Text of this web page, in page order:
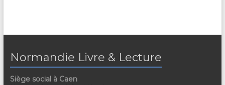
Normandie Livre & Lecture
Siège social à Caen